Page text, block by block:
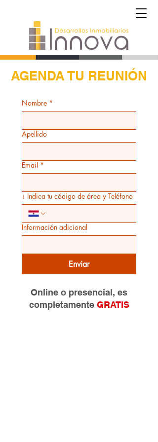
AGENDA TU REUNIÓN
Nombre *
Apellido
Email *
↓ Indica tu código de área y Teléfono
Información adicional
Enviar
Online o presencial, es
completamente GRATIS